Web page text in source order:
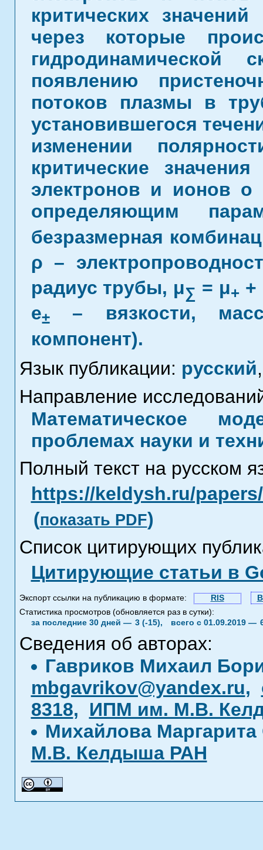
критических
через которые
гидродинамической
появлению
потоков плазмы в
установившегося
изменении
критические
электронов и ионов о
определяющим
безразмерная
ρ –
радиус трубы, μ∑ = μ++
e±– вязкости,
компонент).
Язык публикации: русский,
Направление
Математическое
проблемах науки и
Полный текст на русском
https://keldysh.ru/
(показать PDF)
Список цитирующих
Цитирующие статьи в
Экспорт ссылки на публикацию в формате: RIS
Статистика просмотров (обновляется раз в сутки):
за последние 30 дней — 3 (-15), всего с 01.09.2019 —
Сведения об авторах:
Гавриков Михаил
mbgavrikov@yandex.ru,
8318, ИПМ им. М.В.
Михайлова
М.В. Келдыша РАН